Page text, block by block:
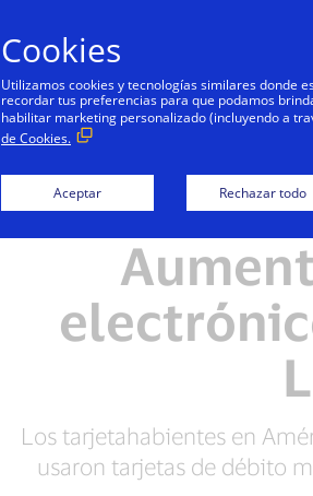
Los tarjetahabientes en
usaron tarjetas de débito
Cookies
Utilizamos cookies y tecnologías similares donde
recordar tus preferencias para que podamos
habilitar marketing personalizado (incluyendo a
de Cookies.
Aceptar Rechazar todo